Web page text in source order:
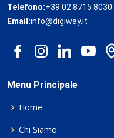
Telefono:+39 02 8715 8030
Email:info@digiway.it
Menu Principale
Home
Chi Siamo